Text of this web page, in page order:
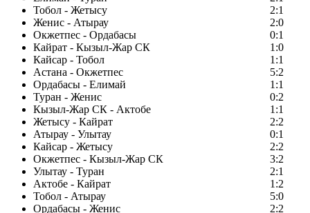
Тобол - Жетысу
2:1
Женис - Атырау
2:0
Окжетпес - Ордабасы
0:1
Кайрат - Кызыл-Жар СК
1:0
Кайсар - Тобол
1:1
Астана - Окжетпес
5:2
Ордабасы - Елимай
1:1
Туран - Женис
0:2
Кызыл-Жар СК - Актобе
1:1
Жетысу - Кайрат
2:2
Атырау - Улытау
0:1
Кайсар - Жетысу
2:2
Окжетпес - Кызыл-Жар СК
3:2
Улытау - Туран
2:1
Актобе - Кайрат
1:2
Тобол - Атырау
5:0
Ордабасы - Женис
2:2